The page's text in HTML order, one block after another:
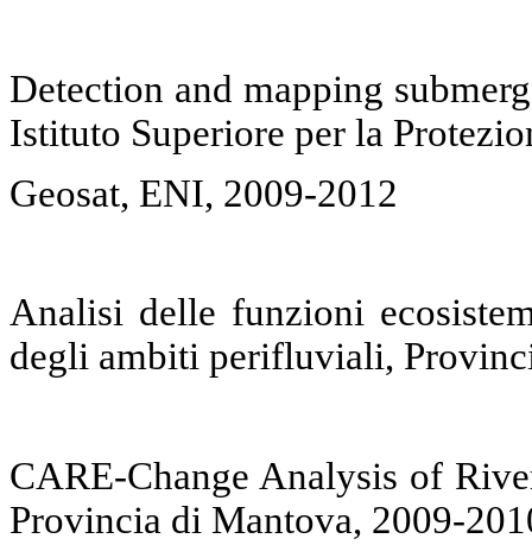
Detection and mapping
Istituto Superiore per la
Geosat, ENI, 2009-2012
Analisi delle funzioni
degli ambiti perifluviali,
CARE-Change Analysis of
Provincia di Mantova, 2009-